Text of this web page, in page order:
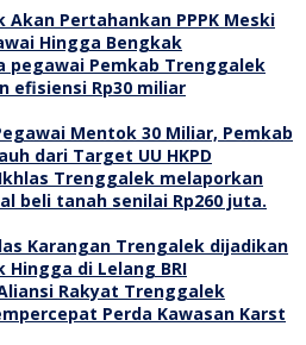
Pertahankan PPPK Meski
Hingga Bengkak
Mentok 30 Miliar, Pemkab
dari Target UU HKPD
Karangan Trengalek dijadikan
Hingga di Lelang BRI